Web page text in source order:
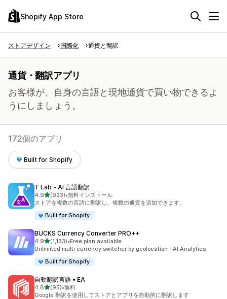
Shopify App Store
ストアデザイン 国際化 通貨と翻訳
通貨・翻訳アプリ
お客様が、自身の言語と現地通貨で買い物できるよ
うにしましょう。
172個のアプリ
Built for Shopify
T Lab ‑ AI 言語翻訳
4.95つ星中
(923)
合計レビュー数：923件
•無料インストール
ストアを複数の言語に翻訳し、複数の通貨を追加できます。
Built for Shopify
BUCKS Currency Converter PRO++
4.95つ星中
(1,133)
合計レビュー数：1133件
•Free plan available
Unlimited multi currency switcher by geolocation +AI Analytics
Built for Shopify
自動翻訳言語 • EA
4.85つ星中
(95)
合計レビュー数：95件
•無料
Google 翻訳を使用してストアとアプリを自動的に翻訳します